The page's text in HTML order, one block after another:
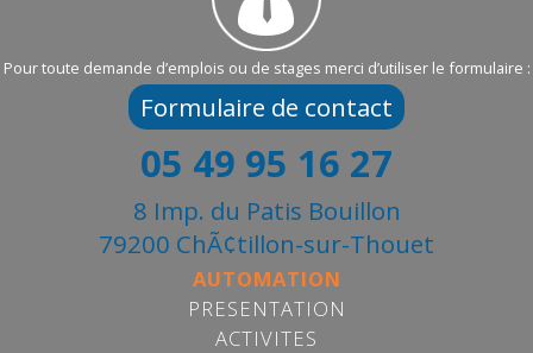
Pour toute demande d’emplois ou de stages merci d’utiliser le formulaire :
Formulaire de contact
05 49 95 16 27
8 Imp. du Patis Bouillon
79200 ChÃ¢tillon-sur-Thouet
AUTOMATION
PRESENTATION
ACTIVITES